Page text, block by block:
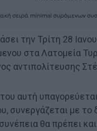
την Τρίτη 28
στα Λατομεία
αντιπολίτευσης
αυτή
συνεργάζεται με το
θα πρέπει